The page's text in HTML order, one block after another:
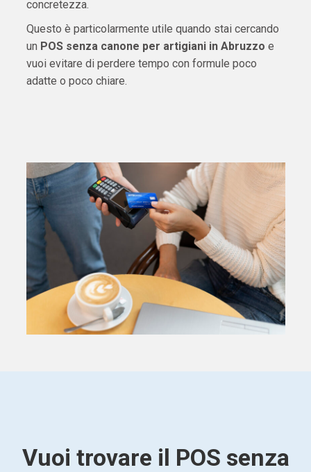
concretezza.
Questo è particolarmente utile quando stai cercando
un POS senza canone per artigiani in Abruzzo e
vuoi evitare di perdere tempo con formule poco
adatte o poco chiare.
Vuoi trovare il POS senza